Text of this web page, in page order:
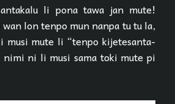
li pona tawa jan mute!
lon tenpo mun nanpa tu tu la,
musi mute li “tenpo ki­je­te­san­ta­
nimi ni li musi sama toki mute pi